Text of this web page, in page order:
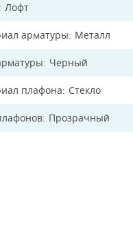
Лофт
арматуры Металл
Черный
плафона Стекло
Прозрачный